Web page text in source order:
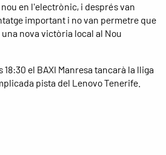
en l'electrònic, i després van
important i no van permetre que
nova victòria local al Nou
el BAXI Manresa tancarà la lliga
pista del Lenovo Tenerife.